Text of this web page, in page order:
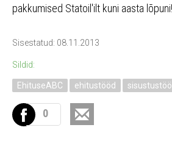
pakkumised Statoil'ilt kuni aasta
Sisestatud: 08.11.2013
Sildid:
EhituseABC ehitustööd
0